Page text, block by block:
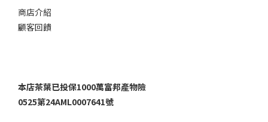
商店介紹
顧客回饋
本店茶葉已投保1000萬富邦產物險
0525第24AML0007641號